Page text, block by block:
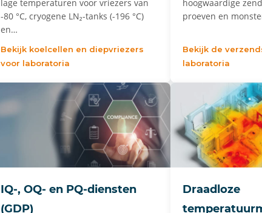
lage temperaturen voor vriezers van
-80 °C, cryogene LN₂-tanks (-196 °C)
en…
Bekijk koelcellen en diepvriezers
voor laboratoria
hoogwaardige
proeven en
Bekijk de
laboratoria
IQ-, OQ- en PQ-diensten
(GDP)
Draadloze